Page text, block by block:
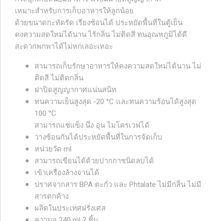
เหมาะสำหรับการเก็บอาหารให้ลูกน้อย
ด้วยขนาดกะทัดรัด เรียงซ้อนได้ ประหยัดพื้นที่ในตู้เย็น
คงความสดใหม่ได้นาน ไร้กลิ่น ไม่ติดสี ทนอุณหภูมิได้ดี
สะดวกพกพาได้ไม่หกเลอะเทอะ
สามารถเก็บรักษาอาหารให้คงความสดใหม่ได้นาน ไม่
ติดสี ไม่ติดกลิ่น
ฝาปิดสูญญากาศแน่นสนิท
ทนความเย็นสูงสุด -20 °C และทนความร้อนได้สูงสุด
100 °C
สามารถแช่แข็ง นึ่ง อุ่น ไมโครเวฟได้
วางซ้อนกันได้ประหยัดพื้นที่ในการจัดเก็บ
หน่วยวัด ml
สามารถเขียนได้ด้วยปากกาชนิดลบได้
เข้าเครื่องล้างจานได้
ปราศจากสาร BPA ตะกั่ว และ Phtalate ไม่มีกลิ่น ไม่มี
สารตกค้าง
ผลิตในประเทศฝรั่งเศส